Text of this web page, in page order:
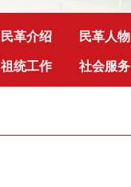
民革介绍 民革人物
祖统工作 社会服务